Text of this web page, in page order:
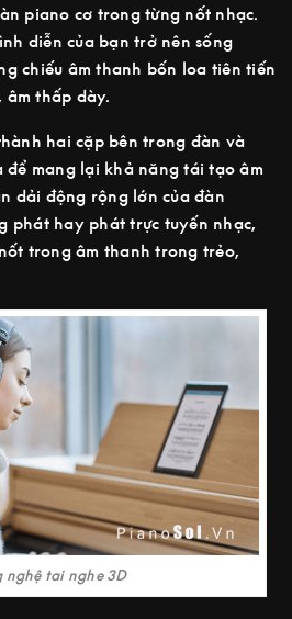
piano cơ trong từng nốt nhạc.
diễn của bạn trở nên sống
chiếu âm thanh bốn loa tiên tiến
âm thấp dày.
hai cặp bên trong đàn và
để mang lại khả năng tái tạo âm
dải động rộng lớn của đàn
phát hay phát trực tuyến nhạc,
trong âm thanh trong trẻo,
nghệ tai nghe 3D